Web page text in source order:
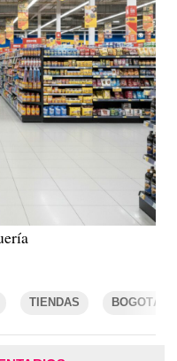
TIENDAS BOGOTÁ